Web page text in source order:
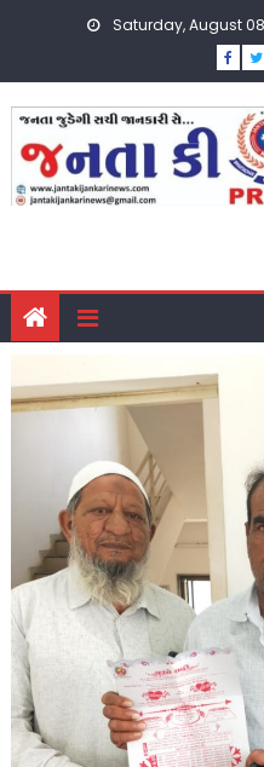
Saturday, August